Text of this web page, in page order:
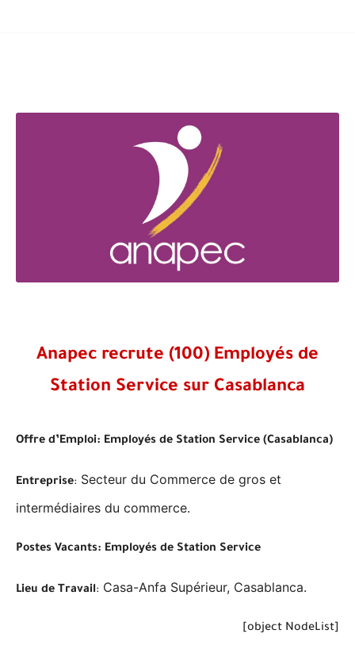
Anapec recrute (100) Employés de
Station Service sur Casablanca
Offre d’Emploi: Employés de Station Service (Casablanca)
Entreprise: Secteur du Commerce de gros et
intermédiaires du commerce.
Postes Vacants: Employés de Station Service
Lieu de Travail: Casa-Anfa Supérieur, Casablanca.
[object NodeList]